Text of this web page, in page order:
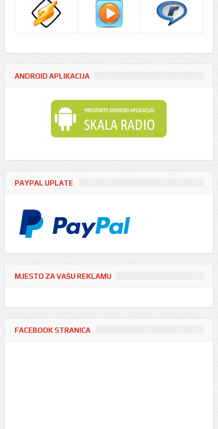
ANDROID APLIKACIJA
PAYPAL UPLATE
MJESTO ZA VAŠU REKLAMU
FACEBOOK STRANICA